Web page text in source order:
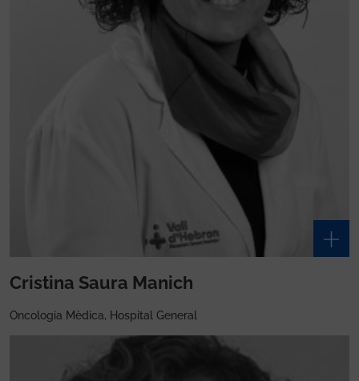
Cristina Saura Manich
Oncologia Mèdica, Hospital General